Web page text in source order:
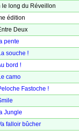
le long du Réveillon
édition
Deux
pente
souche !
bord !
camo
Fastoche !
Jungle
falloir bûcher